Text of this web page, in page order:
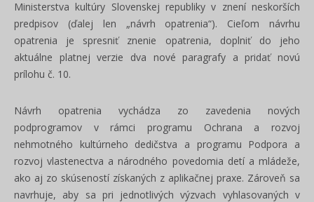
Ministerstva kultúry Slovenskej republiky v znení neskorších
predpisov (ďalej len „návrh opatrenia“). Cieľom návrhu
opatrenia je spresniť znenie opatrenia, doplniť do jeho
aktuálne platnej verzie dva nové paragrafy a pridať novú
prílohu č. 10.
Návrh opatrenia vychádza zo zavedenia nových
podprogramov v rámci programu Ochrana a rozvoj
nehmotného kultúrneho dedičstva a programu Podpora a
rozvoj vlastenectva a národného povedomia detí a mládeže,
ako aj zo skúseností získaných z aplikačnej praxe. Zároveň sa
navrhuje, aby sa pri jednotlivých výzvach vyhlasovaných v